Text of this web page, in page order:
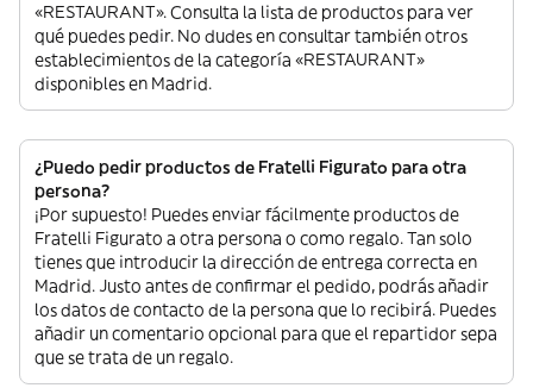
«RESTAURANT». Consulta la lista de productos para ver
qué puedes pedir. No dudes en consultar también otros
establecimientos de la categoría «RESTAURANT»
disponibles en Madrid.
¿Puedo pedir productos de Fratelli Figurato para otra
persona?
¡Por supuesto! Puedes enviar fácilmente productos de
Fratelli Figurato a otra persona o como regalo. Tan solo
tienes que introducir la dirección de entrega correcta en
Madrid. Justo antes de confirmar el pedido, podrás añadir
los datos de contacto de la persona que lo recibirá. Puedes
añadir un comentario opcional para que el repartidor sepa
que se trata de un regalo.